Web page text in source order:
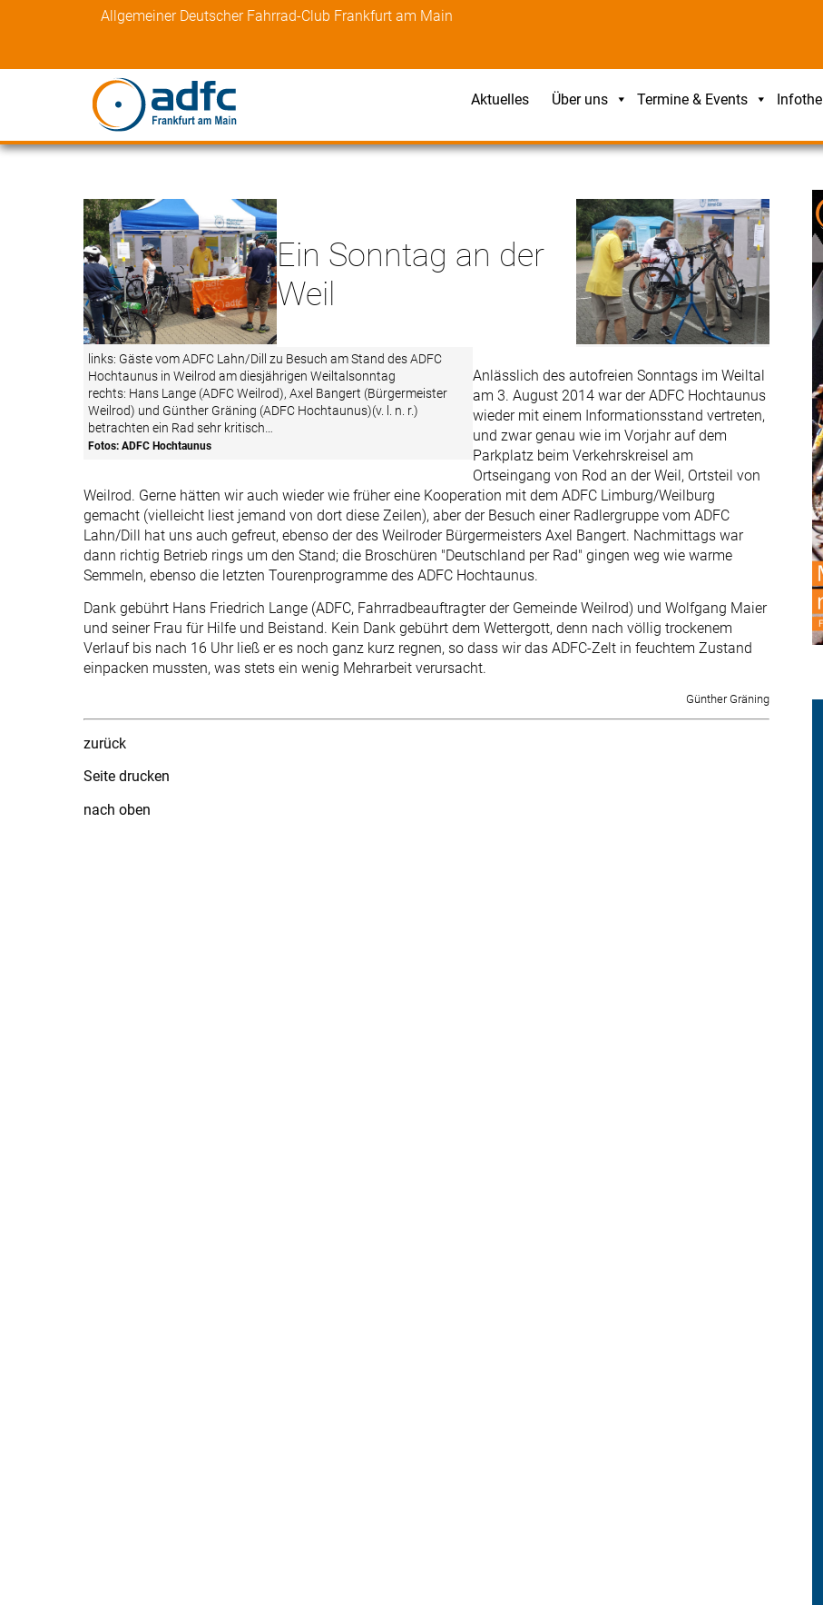
Allgemeiner Deutscher Fahrrad-Club Frankfurt am Main
Aktuelles Über uns Termine & Events
links: Gäste vom ADFC Lahn/Dill zu Besuch am Stand des ADFC
Hochtaunus in ­Weilrod am diesjährigen Weiltalsonntag
rechts: Hans Lange (ADFC Weilrod), Axel Bangert (Bürgermeister
Weilrod) und Günther Gräning (ADFC Hochtaunus)(v. l. n. r.)
betrachten ein Rad sehr kritisch…
Fotos: ADFC Hochtaunus
Ein Sonntag an der
Weil
Anlässlich des autofreien Sonntags im Weiltal
am 3. August 2014 war der ADFC Hochtaunus
wieder mit einem Informationsstand vertreten,
und zwar genau wie im Vorjahr auf dem
Parkplatz beim Verkehrskreisel am
Ortseingang von Rod an der Weil, Ortsteil von
Weilrod. Gerne hätten wir auch wieder wie früher eine Kooperation mit dem ADFC Limburg/Weilburg
gemacht (vielleicht liest jemand von dort diese Zeilen), aber der Besuch einer Radlergruppe vom ADFC
Lahn/Dill hat uns auch gefreut, ebenso der des Weilroder Bürgermeisters Axel Bangert. Nachmittags war
dann richtig Betrieb rings um den Stand; die Broschüren "Deutschland per Rad" gingen weg wie warme
Semmeln, ebenso die letzten Tourenprogramme des ADFC Hochtaunus.
Dank gebührt Hans Friedrich Lange (ADFC, Fahrradbeauftragter der Gemeinde Weilrod) und Wolfgang Maier
und seiner Frau für Hilfe und Beistand. Kein Dank gebührt dem Wettergott, denn nach völlig trockenem
Verlauf bis nach 16 Uhr ließ er es noch ganz kurz regnen, so dass wir das ADFC-Zelt in feuchtem Zustand
einpacken mussten, was stets ein wenig Mehrarbeit verursacht.
Günther Gräning
zurück
Seite drucken
nach oben